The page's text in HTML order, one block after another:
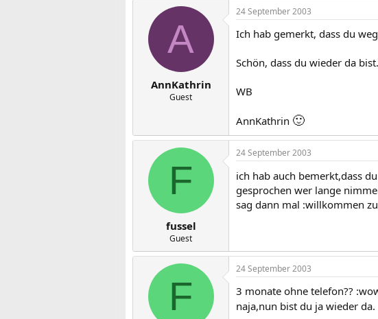
A
AnnKathrin
Guest
24 September 2003
Ich hab gemerkt, dass du
Schön, dass du wieder da bist.
WB
AnnKathrin 🙂
F
fussel
Guest
24 September 2003
ich hab auch bemerkt,dass
gesprochen wer lange
sag dann mal :willkommen
F
24 September 2003
3 monate ohne telefon??
naja,nun bist du ja wieder da.